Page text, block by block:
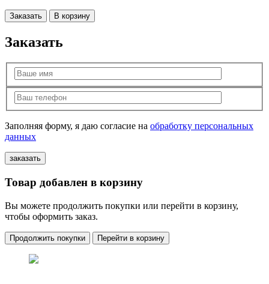
Заказать В корзину
Заказать
Заполняя форму, я даю согласие на обработку персональных
данных
Товар добавлен в корзину
Вы можете продолжить покупки или перейти в корзину,
чтобы оформить заказ.
Продолжить покупки Перейти в корзину